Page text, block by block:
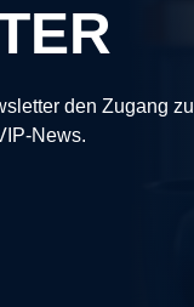
den Zugang zu
News.